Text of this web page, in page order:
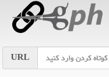
URL